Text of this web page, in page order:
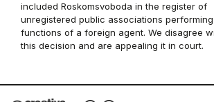
included Roskomsvoboda in the register of
unregistered public associations
functions of a foreign agent. We disagree
this decision and are appealing it in court.